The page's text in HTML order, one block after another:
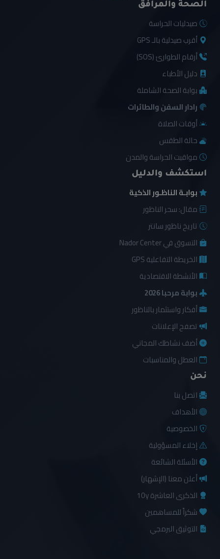
الصحة والمرافق
صيدليات الحراسة
أقرب صيدلية بالـ GPS
أرقام الطوارئ (SOS)
دليل الأطباء
بوابة الصحة الشاملة
رادار السفن والطائرات
أوقات الصلاة
حالة الطقس
مواقيت الحراسة والمدن
استكشف والدليل
بوابـة الناظـور الذكية
مقال: سحر الناظور
تاريخ ناظور سانتر
التسوق في Nador Center
الخريطة التفاعلية GPS
الأنشطة الاقتصادية
بوابة مرحبا 2026
أفكار واستثمار بالناظور
تصفح الإعلانات
أضف نشاطك المجاني
العطل والمناسبات
نحن
اتصل بنا
الأهداف
الخصوصية
إخلاء المسؤولية
الأسئلة الشائعة
أعلن معنا (الإشهار)
الذكرى العاشرة 10y
شكراً للمساهمين
التوثيق البرمجي